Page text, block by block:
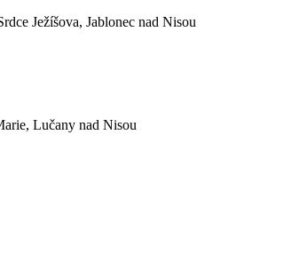
Ježíšova, Jablonec nad Nisou
Lučany nad Nisou